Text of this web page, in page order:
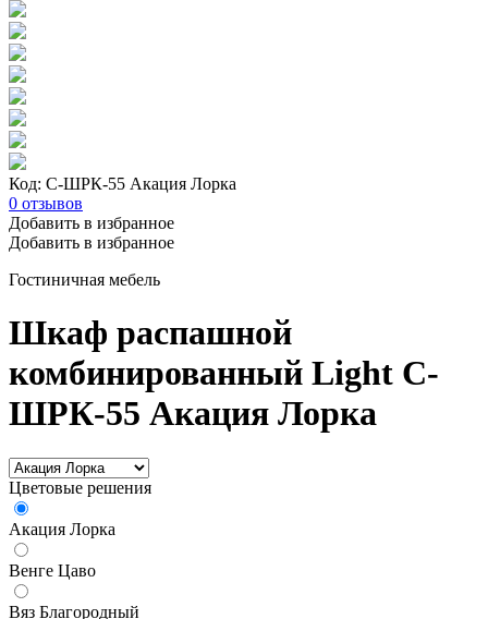
Код: С-ШРК-55 Акация Лорка
0 отзывов
Добавить в избранное
Добавить в избранное
Гостиничная мебель
Шкаф распашной
комбинированный Light С-
ШРК-55 Акация Лорка
Цветовые решения
Акация Лорка
Венге Цаво
Вяз Благородный